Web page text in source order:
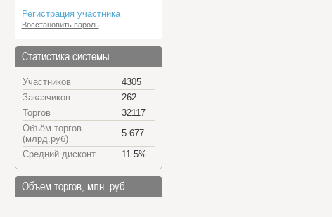
Регистрация участника
Восстановить пароль
Статистика системы
Участников
4305
Заказчиков
262
Торгов
32117
Объём торгов
(млрд.руб)
5.677
Средний дисконт
11.5%
Объем торгов, млн. руб.